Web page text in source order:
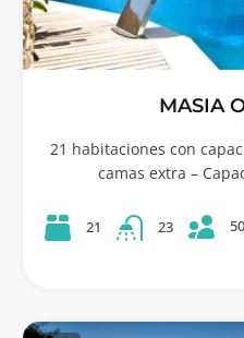
MASIA
21 habitaciones con
camas extra –
21 23 50